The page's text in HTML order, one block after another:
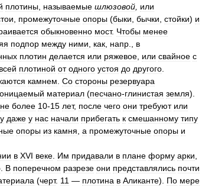
плотины, называемые шлюзовой, или
, промежуточные опоры (быки, бычки, стойки) и
обыкновенно мост. Чтобы менее
подпор между ними, как, напр., в
плотин делается или ряжевое, или свайное с
всей плотиной от одного устоя до другого.
камнем. Со стороны резервуара
материал (песчано-глинистая земля).
не более 10-15 лет, после чего они требуют или
даже у нас начали прибегать к смешанному типу
опоры из камня, а промежуточные опоры и
в XVI веке. Им придавали в плане форму арки,
. В поперечном разрезе они представлялись почти
(черт. 11 — плотина в Аликанте). По мере